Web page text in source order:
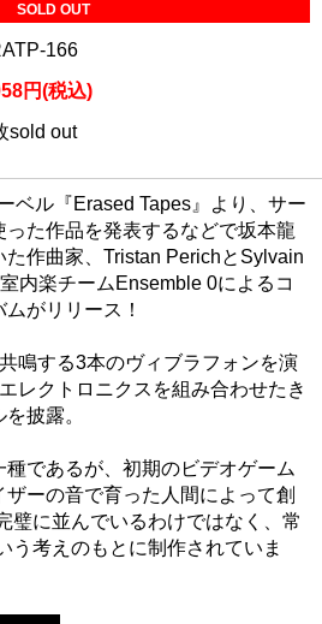
SOLD OUT
166
円(税込)
sold out
ベル『Erased Tapes』より、サー
た作品を発表するなどで坂本龍
作曲家、Tristan PerichとSylvain
内楽チームEnsemble 0によるコ
がリリース！
鳴する3本のヴィブラフォンを演
レクトロニクスを組み合わせたき
披露。
であるが、初期のビデオゲーム
ーの音で育った人間によって創
璧に並んでいるわけではなく、常
う考えのもとに制作されていま